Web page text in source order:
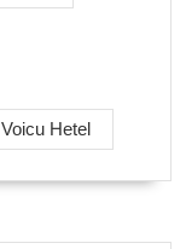
Voicu Hetel